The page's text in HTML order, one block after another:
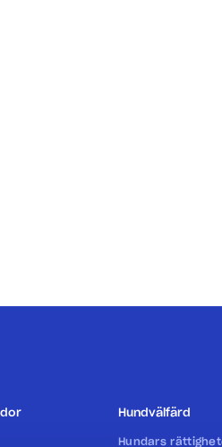
Hundvälfärd
Hundars